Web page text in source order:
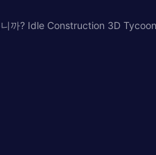
까? Idle Construction 3D